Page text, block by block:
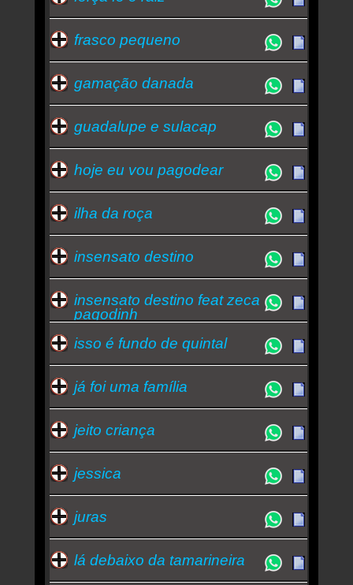
frasco pequeno
gamação danada
guadalupe e sulacap
hoje eu vou pagodear
ilha da roça
insensato destino
insensato destino feat zeca
pagodinh
isso é fundo de quintal
já foi uma família
jeito criança
jessica
juras
lá debaixo da tamarineira